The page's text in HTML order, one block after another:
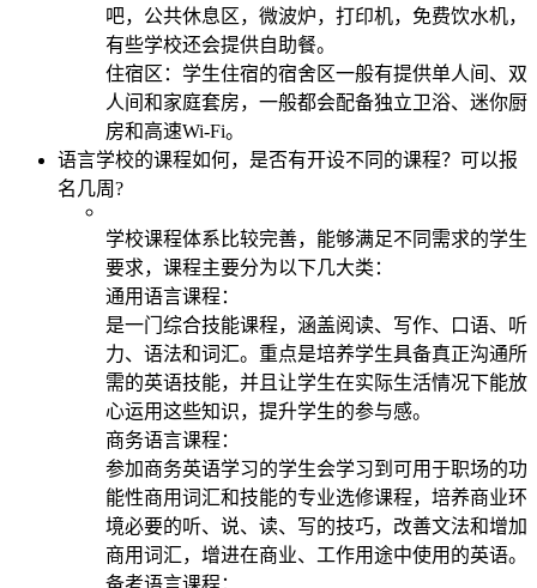
吧，公共休息区，微波炉，打印机，免费饮水机，
有些学校还会提供自助餐。
住宿区：学生住宿的宿舍区一般有提供单人间、双
人间和家庭套房，一般都会配备独立卫浴、迷你厨
房和高速Wi-Fi。
语言学校的课程如何，是否有开设不同的课程？可以报
名几周?
学校课程体系比较完善，能够满足不同需求的学生
要求，课程主要分为以下几大类：
通用语言课程：
是一门综合技能课程，涵盖阅读、写作、口语、听
力、语法和词汇。重点是培养学生具备真正沟通所
需的英语技能，并且让学生在实际生活情况下能放
心运用这些知识，提升学生的参与感。
商务语言课程：
参加商务英语学习的学生会学习到可用于职场的功
能性商用词汇和技能的专业选修课程，培养商业环
境必要的听、说、读、写的技巧，改善文法和增加
商用词汇，增进在商业、工作用途中使用的英语。